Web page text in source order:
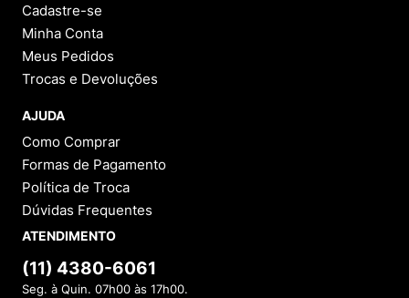
Cadastre-se
Minha Conta
Meus Pedidos
Trocas e Devoluções
AJUDA
Como Comprar
Formas de Pagamento
Política de Troca
Dúvidas Frequentes
ATENDIMENTO
(11) 4380-6061
Seg. à Quin. 07h00 às 17h00.